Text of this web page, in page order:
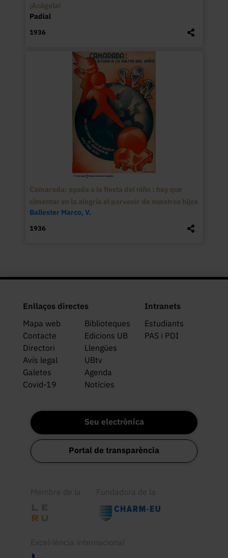
¡Acógela!
Padial
1936
Camarada: ayuda a la fiesta del niño : hay que
cimentar en la alegría el porvenir de nuestros hijos
Ballester Marco, V.
1936
Enllaços directes
Mapa web
Biblioteques
Contacte
Edicions UB
Directori
Llengües
Avís legal
UBtv
Galetes
Agenda
Covid-19
Notícies
Intranets
Estudiants
PAS i PDI
Seu electrònica
Portal de transparència
Membre de la Fundadora de la
Excel·lència internacional